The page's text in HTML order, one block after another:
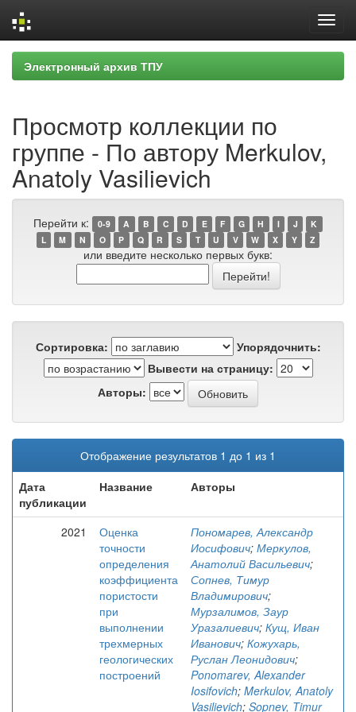
Skip
navigation
Электронный архив ТПУ
Просмотр коллекции по
группе - По автору Merkulov,
Anatoly Vasilievich
Перейти к: 0-9 A B C D E F G H I J
K
L
M N O P Q R S T U V W X Y Z
или введите несколько первых букв:
Сортировка:
Упорядочнить:
Вывести на страницу:
Авторы:
Отображение результатов 1 до 1 из 1
Дата
публикации
Название Авторы
2021
Оценка
точности
определения
коэффициента
пористости
при
выполнении
трехмерных
геологических
построений
Пономарев, Александр
Иосифович; Меркулов,
Анатолий Васильевич;
Сопнев, Тимур
Владимирович;
Мурзалимов, Заур
Уразалиевич; Кущ, Иван
Иванович; Кожухарь,
Руслан Леонидович;
Ponomarev, Alexander
Iosifovich; Merkulov, Anatoly
Vasilievich; Sopnev, Timur